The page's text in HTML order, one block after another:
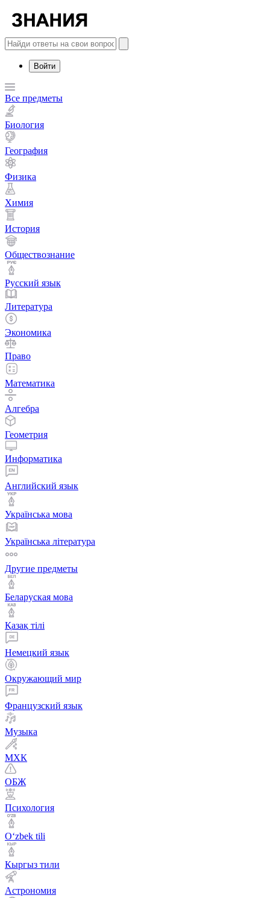
Войти
Все предметы
Биология
География
Физика
Химия
История
Обществознание
Русский язык
Литература
Экономика
Право
Математика
Алгебра
Геометрия
Информатика
Английский язык
Українська мова
Українська література
Другие предметы
Беларуская мова
Қазақ тiлi
Немецкий язык
Окружающий мир
Французский язык
Музыка
МХК
ОБЖ
Психология
Оʻzbek tili
Кыргыз тили
Астрономия